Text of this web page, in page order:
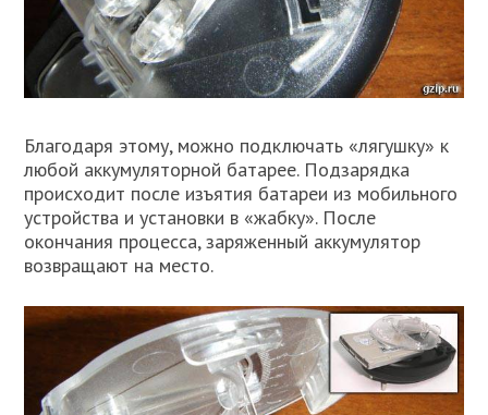
Благодаря этому, можно подключать «лягушку» к
любой аккумуляторной батарее. Подзарядка
происходит после изъятия батареи из мобильного
устройства и установки в «жабку». После
окончания процесса, заряженный аккумулятор
возвращают на место.